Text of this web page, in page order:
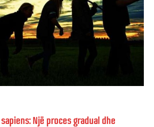
Një proces gradual dhe